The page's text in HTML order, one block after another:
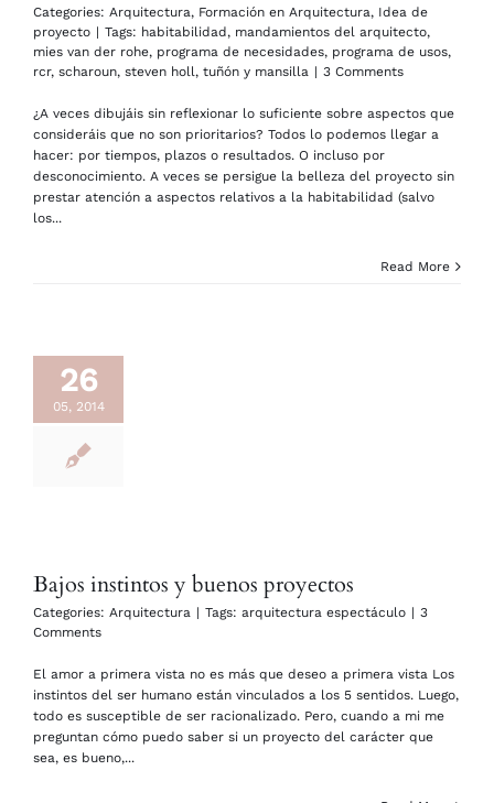
Categories: Arquitectura, Formación en Arquitectura, Idea de
proyecto | Tags: habitabilidad, mandamientos del arquitecto,
mies van der rohe, programa de necesidades, programa de usos,
rcr, scharoun, steven holl , tuñón y mansilla | 3 Comments
¿A veces dibujáis sin reflexionar lo suficiente sobre aspectos que
consideráis que no son prioritarios? Todos lo podemos llegar a
hacer: por tiempos, plazos o resultados. O incluso por
desconocimiento. A veces se persigue la belleza del proyecto sin
prestar atención a aspectos relativos a la habitabilidad (salvo
los...
Read More
26
05, 2014
Bajos instintos y buenos proyectos
Categories: Arquitectura | Tags: arquitectura espectáculo | 3
Comments
El amor a primera vista no es más que deseo a primera vista Los
instintos del ser humano están vinculados a los 5 sentidos. Luego,
todo es susceptible de ser racionalizado. Pero, cuando a mi me
preguntan cómo puedo saber si un proyecto del carácter que
sea, es bueno,...